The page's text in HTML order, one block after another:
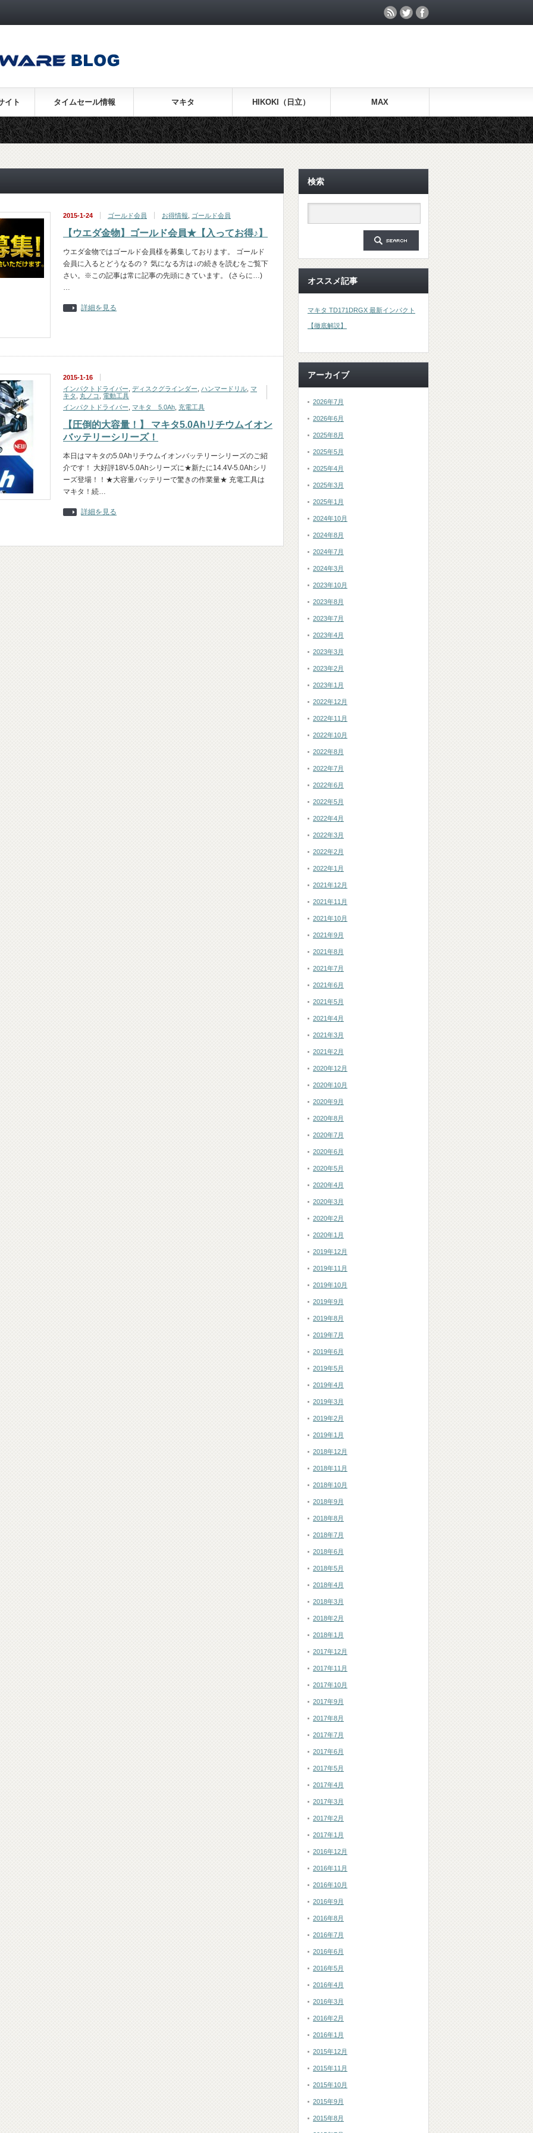
イト タイムセール情報 マキタ HIKOKI（日立） MAX
2015-1-24 ゴールド会員 お得情報 ゴールド会員
【ウエダ金物】ゴールド会員★【入ってお得♪】
ウエダ金物ではゴールド会員様を募集しております。 ゴールド
会員に入るとどうなるの？ 気になる方は↓の続きを読むをご覧下
さい。※この記事は常に記事の先頭にきています。 (さらに…)
…
詳細を見る
2015-1-16
インパクトドライバー ディスクグラインダー ハンマードリル マ
キタ
丸ノコ
電動工具
インパクトドライバー
マキタ 5.0Ah 充電工具
【圧倒的大容量！】 マキタ5.0Ahリチウムイオン
バッテリーシリーズ！
本日はマキタの5.0Ahリチウムイオンバッテリーシリーズのご紹
介です！ 大好評18V-5.0Ahシリーズに★新たに14.4V-5.0Ahシリ
ーズ登場！！★大容量バッテリーで驚きの作業量★ 充電工具は
マキタ！続…
詳細を見る
検索
オススメ記事
マキタ TD171DRGX 最新インパクト
【徹底解説】
アーカイブ
2026年7月
2026年6月
2025年8月
2025年5月
2025年4月
2025年3月
2025年1月
2024年10月
2024年8月
2024年7月
2024年3月
2023年10月
2023年8月
2023年7月
2023年4月
2023年3月
2023年2月
2023年1月
2022年12月
2022年11月
2022年10月
2022年8月
2022年7月
2022年6月
2022年5月
2022年4月
2022年3月
2022年2月
2022年1月
2021年12月
2021年11月
2021年10月
2021年9月
2021年8月
2021年7月
2021年6月
2021年5月
2021年4月
2021年3月
2021年2月
2020年12月
2020年10月
2020年9月
2020年8月
2020年7月
2020年6月
2020年5月
2020年4月
2020年3月
2020年2月
2020年1月
2019年12月
2019年11月
2019年10月
2019年9月
2019年8月
2019年7月
2019年6月
2019年5月
2019年4月
2019年3月
2019年2月
2019年1月
2018年12月
2018年11月
2018年10月
2018年9月
2018年8月
2018年7月
2018年6月
2018年5月
2018年4月
2018年3月
2018年2月
2018年1月
2017年12月
2017年11月
2017年10月
2017年9月
2017年8月
2017年7月
2017年6月
2017年5月
2017年4月
2017年3月
2017年2月
2017年1月
2016年12月
2016年11月
2016年10月
2016年9月
2016年8月
2016年7月
2016年6月
2016年5月
2016年4月
2016年3月
2016年2月
2016年1月
2015年12月
2015年11月
2015年10月
2015年9月
2015年8月